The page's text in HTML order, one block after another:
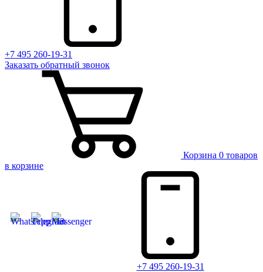
+7 495 260-19-31
Заказать обратный звонок
Корзина 0 товаров
в корзине
+7 495 260-19-31